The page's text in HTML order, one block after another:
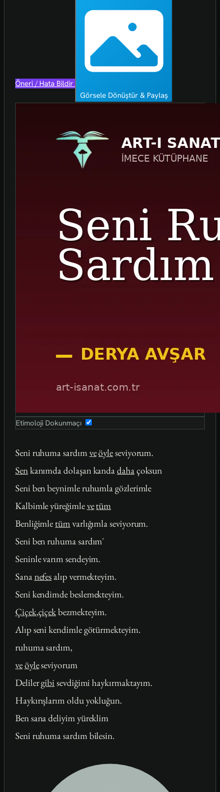
Öneri / Hata Bildir
Görsele Dönüştür & Paylaş
Etimoloji Dokunmaçı
Seni ruhuma sardımveöyleseviyorum.
Senkanımda dolaşan kandadahaçoksun
Seni ben beynimle ruhumla gözlerimle
Kalbimle yüreğimlevetüm
Benliğimle tümvarlığımla seviyorum.
Seni ben ruhuma sardım'
Seninle varım sendeyim.
Sananefesalıp vermekteyim.
Seni kendimde beslemekteyim.
Çiçek,çiçekbezmekteyim.
Alıp seni kendimle götürmekteyim.
ruhuma sardım,
veöyleseviyorum
Delilergibi sevdiğimi haykırmaktayım.
Haykırışlarım oldu yokluğun.
Ben sana deliyim yüreklim
Seni ruhuma sardım bilesin.